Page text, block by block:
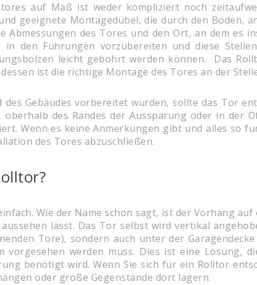
auf Maß ist weder kompliziert noch
geeignete Montagedübel, die durch den Boden,
Abmessungen des Tores und den Ort, an dem es
den Führungen vorzubereiten und diese
leicht gebohrt werden können. Das
ist die richtige Montage des Tores an der
Gebäudes vorbereitet wurden, sollte das Tor
oberhalb des Randes der Aussparung oder in der
Wenn es keine Anmerkungen gibt und alles so
des Tores abzuschließen.
Wie der Name schon sagt, ist der Vorhang
lässt. Das Tor selbst wird vertikal
Tore), sondern auch unter der
vorgesehen werden muss. Dies ist eine Lösung,
benötigt wird. Wenn Sie sich für ein Rolltor
oder große Gegenstände dort lagern.